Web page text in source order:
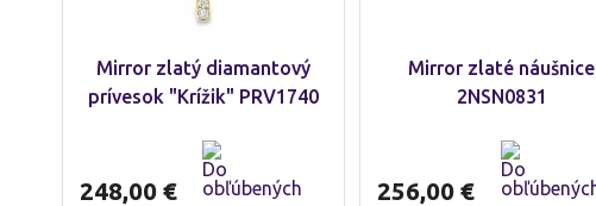
Mirror zlatý diamantový
prívesok "Krížik" PRV1740
248,00 €
Mirror zlaté náušnice
2NSN0831
256,00€